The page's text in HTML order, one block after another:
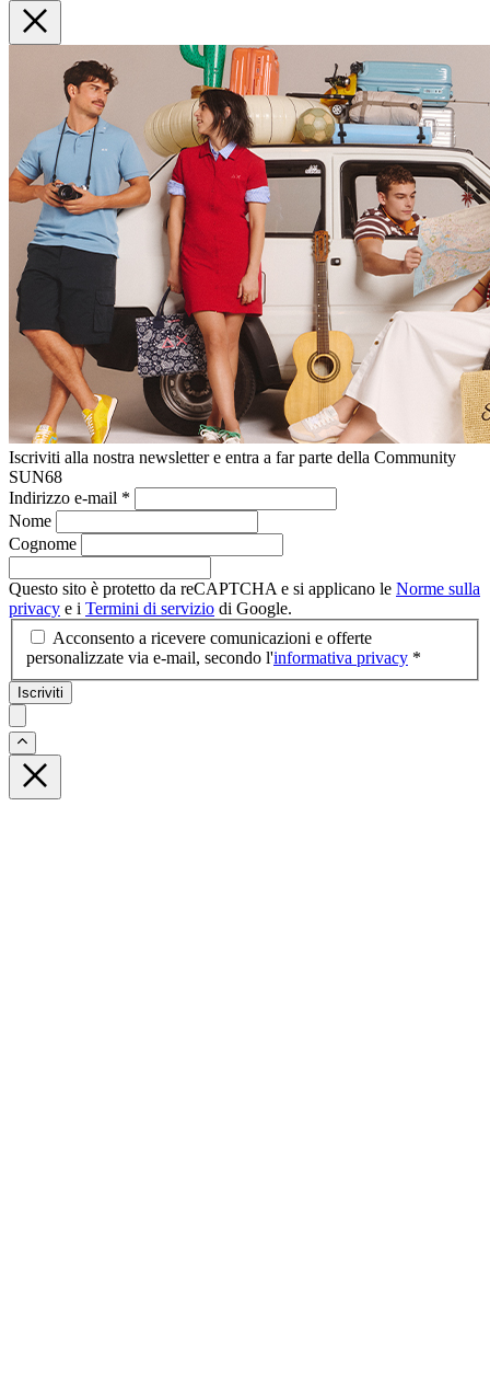
Iscriviti alla nostra newsletter e entra a far parte della Community
SUN68
Indirizzo e-mail *
Nome
Cognome
Questo sito è protetto da reCAPTCHA e si applicano le Norme sulla
privacy e i Termini di servizio di Google.
Acconsento a ricevere comunicazioni e offerte
personalizzate via e-mail, secondo l'informativa privacy *
Iscriviti